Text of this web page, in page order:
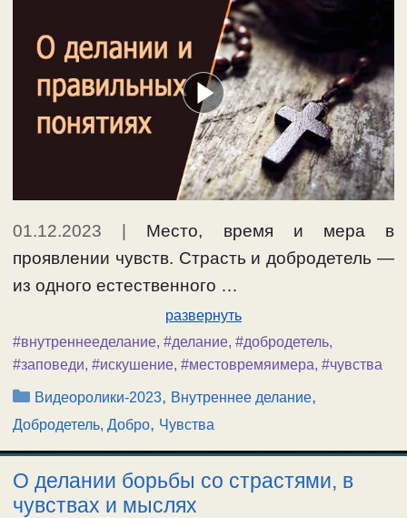
01.12.2023
Место, время и мера в
проявлении чувств. Страсть и добродетель —
из одного естественного …
развернуть
#внутреннееделание, #делание, #добродетель,
#заповеди, #искушение, #местовремяимера, #чувства
Рубрики
Видеоролики-2023, Внутреннее делание,
Добродетель, Добро, Чувства
О делании борьбы со страстями, в
чувствах и мыслях